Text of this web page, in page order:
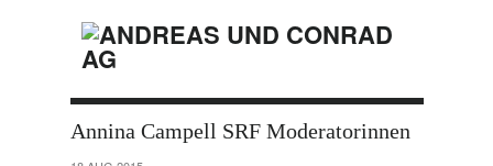
Annina Campell SRF Moderatorinnen